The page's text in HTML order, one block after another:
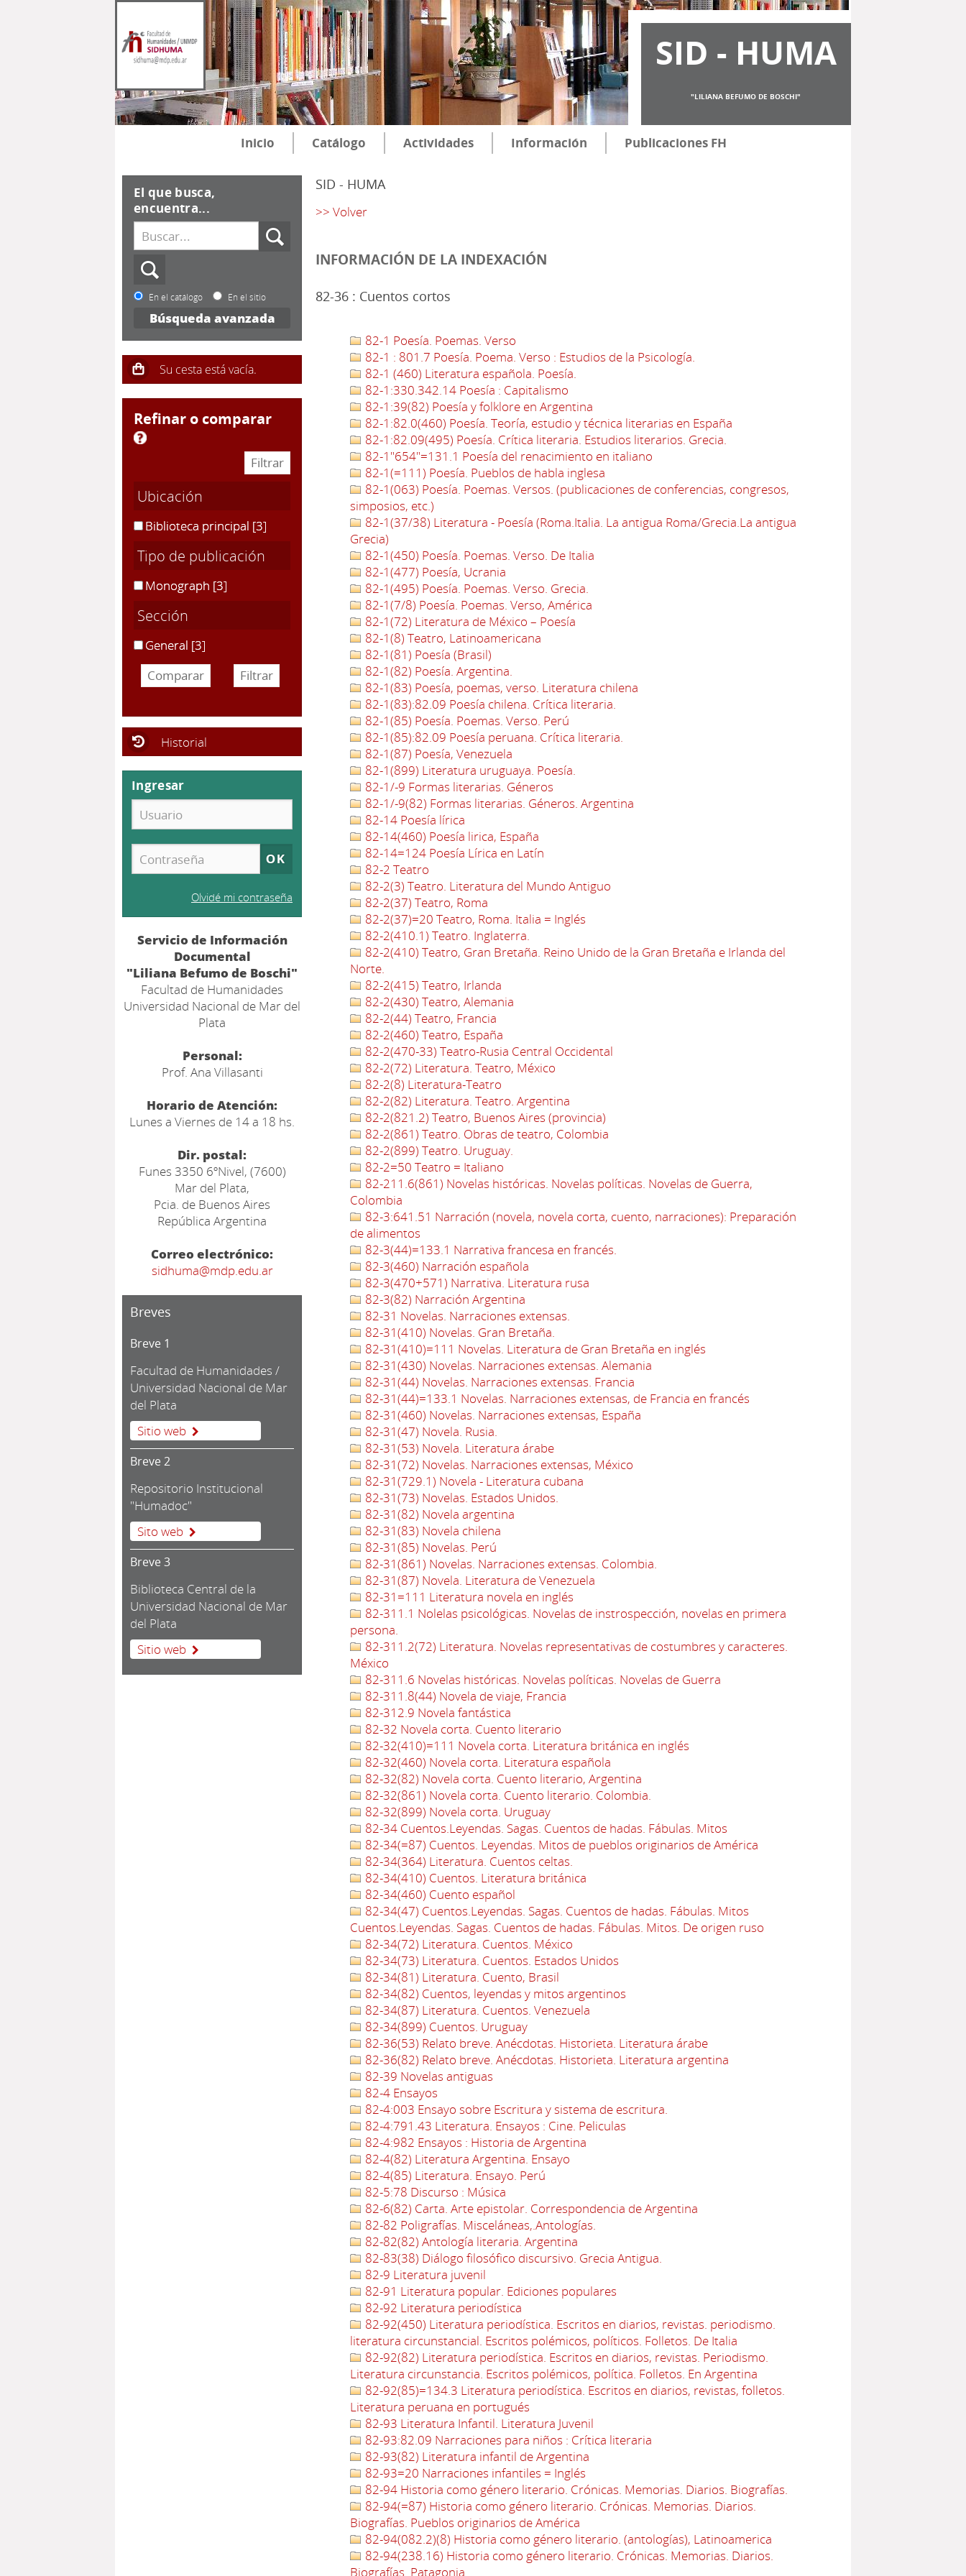
SID - HUMA
"LILIANA BEFUMO DE BOSCHI"
Inicio Catálogo Actividades Información Publicaciones FH
SID - HUMA
>> Volver
INFORMACIÓN DE LA INDEXACIÓN
82-36 : Cuentos cortos
82-1 Poesía. Poemas. Verso
82-1 : 801.7 Poesía. Poema. Verso : Estudios de la Psicología.
82-1 (460) Literatura española. Poesía.
82-1:330.342.14 Poesía : Capitalismo
82-1:39(82) Poesía y folklore en Argentina
82-1:82.0(460) Poesía. Teoría, estudio y técnica literarias en España
82-1:82.09(495) Poesía. Crítica literaria. Estudios literarios. Grecia.
82-1"654"=131.1 Poesía del renacimiento en italiano
82-1(=111) Poesía. Pueblos de habla inglesa
82-1(063) Poesía. Poemas. Versos. (publicaciones de conferencias, congresos,
simposios, etc.)
82-1(37/38) Literatura - Poesía (Roma.Italia. La antigua Roma/Grecia.La antigua
Grecia)
82-1(450) Poesía. Poemas. Verso. De Italia
82-1(477) Poesía, Ucrania
82-1(495) Poesía. Poemas. Verso. Grecia.
82-1(7/8) Poesía. Poemas. Verso, América
82-1(72) Literatura de México – Poesía
82-1(8) Teatro, Latinoamericana
82-1(81) Poesía (Brasil)
82-1(82) Poesía. Argentina.
82-1(83) Poesía, poemas, verso. Literatura chilena
82-1(83):82.09 Poesía chilena. Crítica literaria.
82-1(85) Poesía. Poemas. Verso. Perú
82-1(85):82.09 Poesía peruana. Crítica literaria.
82-1(87) Poesía, Venezuela
82-1(899) Literatura uruguaya. Poesía.
82-1/-9 Formas literarias. Géneros
82-1/-9(82) Formas literarias. Géneros. Argentina
82-14 Poesía lírica
82-14(460) Poesía lirica, España
82-14=124 Poesía Lírica en Latín
82-2 Teatro
82-2(3) Teatro. Literatura del Mundo Antiguo
82-2(37) Teatro, Roma
82-2(37)=20 Teatro, Roma. Italia = Inglés
82-2(410.1) Teatro. Inglaterra.
82-2(410) Teatro, Gran Bretaña. Reino Unido de la Gran Bretaña e Irlanda del
Norte.
82-2(415) Teatro, Irlanda
82-2(430) Teatro, Alemania
82-2(44) Teatro, Francia
82-2(460) Teatro, España
82-2(470-33) Teatro-Rusia Central Occidental
82-2(72) Literatura. Teatro, México
82-2(8) Literatura-Teatro
82-2(82) Literatura. Teatro. Argentina
82-2(821.2) Teatro, Buenos Aires (provincia)
82-2(861) Teatro. Obras de teatro, Colombia
82-2(899) Teatro. Uruguay.
82-2=50 Teatro = Italiano
82-211.6(861) Novelas históricas. Novelas políticas. Novelas de Guerra,
Colombia
82-3:641.51 Narración (novela, novela corta, cuento, narraciones): Preparación
de alimentos
82-3(44)=133.1 Narrativa francesa en francés.
82-3(460) Narración española
82-3(470+571) Narrativa. Literatura rusa
82-3(82) Narración Argentina
82-31 Novelas. Narraciones extensas.
82-31(410) Novelas. Gran Bretaña.
82-31(410)=111 Novelas. Literatura de Gran Bretaña en inglés
82-31(430) Novelas. Narraciones extensas. Alemania
82-31(44) Novelas. Narraciones extensas. Francia
82-31(44)=133.1 Novelas. Narraciones extensas, de Francia en francés
82-31(460) Novelas. Narraciones extensas, España
82-31(47) Novela. Rusia.
82-31(53) Novela. Literatura árabe
82-31(72) Novelas. Narraciones extensas, México
82-31(729.1) Novela - Literatura cubana
82-31(73) Novelas. Estados Unidos.
82-31(82) Novela argentina
82-31(83) Novela chilena
82-31(85) Novelas. Perú
82-31(861) Novelas. Narraciones extensas. Colombia.
82-31(87) Novela. Literatura de Venezuela
82-31=111 Literatura novela en inglés
82-311.1 Nolelas psicológicas. Novelas de instrospección, novelas en primera
persona.
82-311.2(72) Literatura. Novelas representativas de costumbres y caracteres.
México
82-311.6 Novelas históricas. Novelas políticas. Novelas de Guerra
82-311.8(44) Novela de viaje, Francia
82-312.9 Novela fantástica
82-32 Novela corta. Cuento literario
82-32(410)=111 Novela corta. Literatura británica en inglés
82-32(460) Novela corta. Literatura española
82-32(82) Novela corta. Cuento literario, Argentina
82-32(861) Novela corta. Cuento literario. Colombia.
82-32(899) Novela corta. Uruguay
82-34 Cuentos.Leyendas. Sagas. Cuentos de hadas. Fábulas. Mitos
82-34(=87) Cuentos. Leyendas. Mitos de pueblos originarios de América
82-34(364) Literatura. Cuentos celtas.
82-34(410) Cuentos. Literatura británica
82-34(460) Cuento español
82-34(47) Cuentos.Leyendas. Sagas. Cuentos de hadas. Fábulas. Mitos
Cuentos.Leyendas. Sagas. Cuentos de hadas. Fábulas. Mitos. De origen ruso
82-34(72) Literatura. Cuentos. México
82-34(73) Literatura. Cuentos. Estados Unidos
82-34(81) Literatura. Cuento, Brasil
82-34(82) Cuentos, leyendas y mitos argentinos
82-34(87) Literatura. Cuentos. Venezuela
82-34(899) Cuentos. Uruguay
82-36(53) Relato breve. Anécdotas. Historieta. Literatura árabe
82-36(82) Relato breve. Anécdotas. Historieta. Literatura argentina
82-39 Novelas antiguas
82-4 Ensayos
82-4:003 Ensayo sobre Escritura y sistema de escritura.
82-4:791.43 Literatura. Ensayos : Cine. Peliculas
82-4:982 Ensayos : Historia de Argentina
82-4(82) Literatura Argentina. Ensayo
82-4(85) Literatura. Ensayo. Perú
82-5:78 Discurso : Música
82-6(82) Carta. Arte epistolar. Correspondencia de Argentina
82-82 Poligrafías. Misceláneas,.Antologías.
82-82(82) Antología literaria. Argentina
82-83(38) Diálogo filosófico discursivo. Grecia Antigua.
82-9 Literatura juvenil
82-91 Literatura popular. Ediciones populares
82-92 Literatura periodística
82-92(450) Literatura periodística. Escritos en diarios, revistas. periodismo.
literatura circunstancial. Escritos polémicos, políticos. Folletos. De Italia
82-92(82) Literatura periodística. Escritos en diarios, revistas. Periodismo.
Literatura circunstancia. Escritos polémicos, política. Folletos. En Argentina
82-92(85)=134.3 Literatura periodística. Escritos en diarios, revistas, folletos.
Literatura peruana en portugués
82-93 Literatura Infantil. Literatura Juvenil
82-93:82.09 Narraciones para niños : Crítica literaria
82-93(82) Literatura infantil de Argentina
82-93=20 Narraciones infantiles = Inglés
82-94 Historia como género literario. Crónicas. Memorias. Diarios. Biografías.
82-94(=87) Historia como género literario. Crónicas. Memorias. Diarios.
Biografías. Pueblos originarios de América
82-94(082.2)(8) Historia como género literario. (antologías), Latinoamerica
82-94(238.16) Historia como género literario. Crónicas. Memorias. Diarios.
Biografías. Patagonia
El que busca,
encuentra...
En el catálogo En el sitio
Búsqueda avanzada
refinar o comparar
Ubicación
Biblioteca principal [3]
Tipo de publicación
Monograph [3]
Sección
General [3]
Historial
Ingresar
Olvidé mi contraseña
Servicio de Información
Documental
"Liliana Befumo de Boschi"
Facultad de Humanidades
Universidad Nacional de Mar del
Plata
Personal:
Prof. Ana Villasanti
Horario de Atención:
Lunes a Viernes de 14 a 18 hs.
Dir. postal:
Funes 3350 6ºNivel, (7600)
Mar del Plata,
Pcia. de Buenos Aires
República Argentina
Correo electrónico:
sidhuma@mdp.edu.ar
Breves
Breve 1
Facultad de Humanidades /
Universidad Nacional de Mar
del Plata
Sitio web
Breve 2
Repositorio Institucional
"Humadoc"
Sito web
Breve 3
Biblioteca Central de la
Universidad Nacional de Mar
del Plata
Sitio web